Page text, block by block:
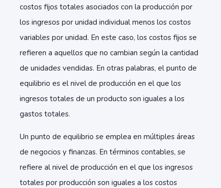
costos fijos totales asociados con la producción por
los ingresos por unidad individual menos los costos
variables por unidad. En este caso, los costos fijos se
refieren a aquellos que no cambian según la cantidad
de unidades vendidas. En otras palabras, el punto de
equilibrio es el nivel de producción en el que los
ingresos totales de un producto son iguales a los
gastos totales.
Un punto de equilibrio se emplea en múltiples áreas
de negocios y finanzas. En términos contables, se
refiere al nivel de producción en el que los ingresos
totales por producción son iguales a los costos